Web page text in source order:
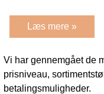
Læs mere »
Vi har gennemgået de
prisniveau,
betalingsmuligheder.